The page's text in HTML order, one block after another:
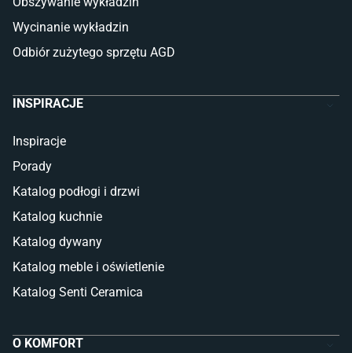
Glazura
Płytki marmurowe
Wycinanie wykładzin
Odbiór zużytego sprzętu AGD
INSPIRACJE
Inspiracje
Porady
Katalog podłogi i drzwi
Katalog kuchnie
Katalog dywany
Katalog meble i oświetlenie
Katalog Senti Ceramica
O KOMFORT